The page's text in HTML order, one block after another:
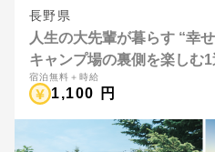
長野県
人生の大先輩が暮らす “幸
キャンプ場の裏側を楽しむ1
宿泊無料＋時給
1,100 円